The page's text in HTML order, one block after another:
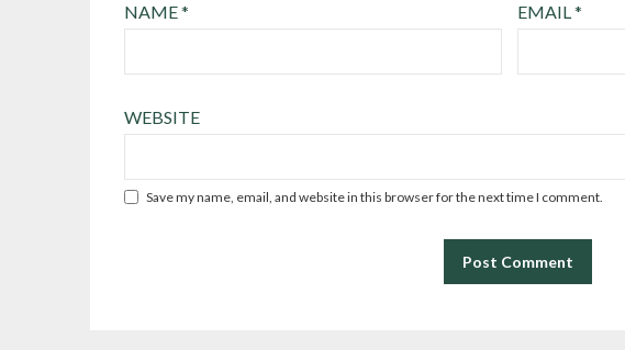
NAME* EMAIL*
WEBSITE
Save my name, email, and website in this browser for the next time I comment.